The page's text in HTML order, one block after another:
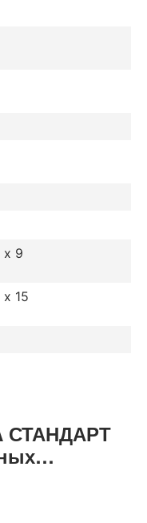
х 9
15
СТАНДАРТ